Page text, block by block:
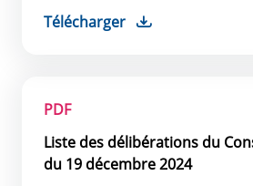
Télécharger
PDF
Liste des délibérations du
du 19 décembre 2024